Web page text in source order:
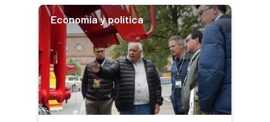
Economía y política